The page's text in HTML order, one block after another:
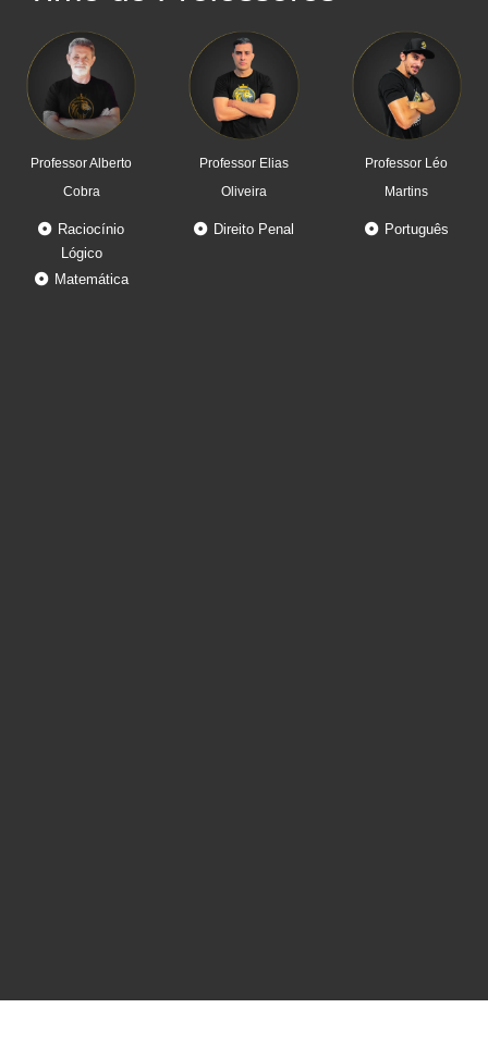
Professor Alberto
Cobra
Raciocínio
Lógico
Matemática
Professor Elias
Oliveira
Direito Penal
Professor Léo
Martins
Português